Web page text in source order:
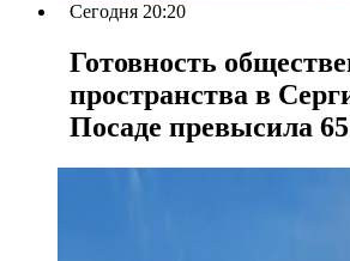
Сегодня 20:20
Готовность
пространства в
Посаде превысила